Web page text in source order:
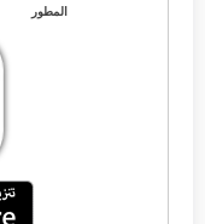
المطور